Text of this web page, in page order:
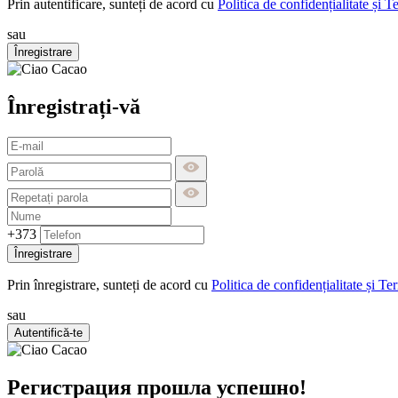
Prin autentificare, sunteți de acord cu Politica de confidențialitate și
sau
Înregistrare
Înregistrați-vă
+373
Înregistrare
Prin înregistrare, sunteți de acord cu Politica de confidențialitate și
sau
Autentifică-te
Регистрация прошла успешно!